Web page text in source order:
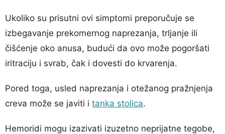
Ukoliko su prisutni ovi simptomi preporučuje se
izbegavanje prekomernog naprezanja, trljanje ili
čišćenje oko anusa, budući da ovo može pogoršati
iritraciju i svrab, čak i dovesti do krvarenja.
Pored toga, usled naprezanja i otežanog pražnjenja
creva može se javiti i tanka stolica.
Hemoridi mogu izazivati izuzetno neprijatne tegobe,